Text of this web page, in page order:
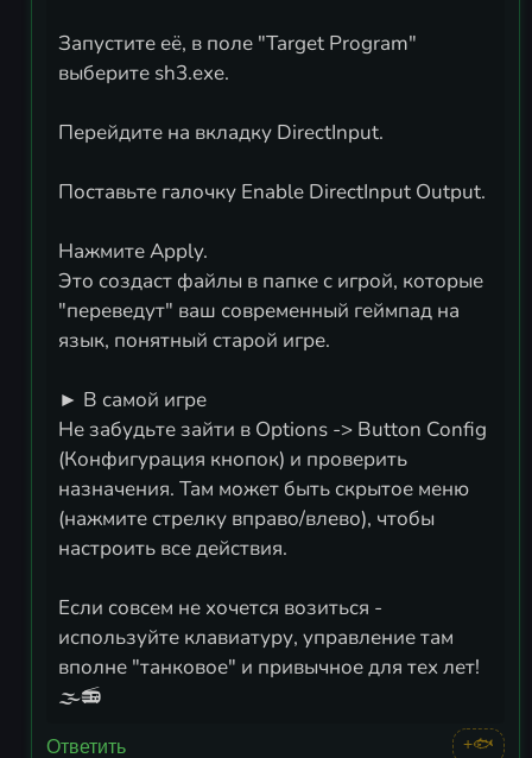
Запустите её, в поле "Target Program"
выберите sh3.exe.
Перейдите на вкладку DirectInput.
Поставьте галочку Enable DirectInput Output.
Нажмите Apply.
Это создаст файлы в папке с игрой, которые
"переведут" ваш современный геймпад на
язык, понятный старой игре.
► В самой игре
Не забудьте зайти в Options -> Button Config
(Конфигурация кнопок) и проверить
назначения. Там может быть скрытое меню
(нажмите стрелку вправо/влево), чтобы
настроить все действия.
Если совсем не хочется возиться -
используйте клавиатуру, управление там
вполне "танковое" и привычное для тех лет!
🌫️📻
Ответить +🐟